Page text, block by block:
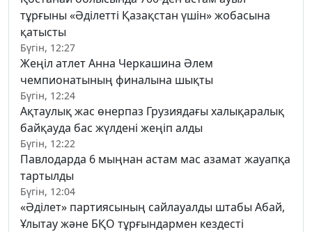
тұрғыны «Әділетті Қазақстан үшін» жобасына
қатысты
Бүгін, 12:27
Жеңіл атлет Анна Черкашина Әлем
чемпионатының финалына шықты
Бүгін, 12:24
Ақтаулық жас өнерпаз Грузиядағы халықаралық
байқауда бас жүлдені жеңіп алды
Бүгін, 12:22
Павлодарда 6 мыңнан астам мас азамат жауапқа
тартылды
Бүгін, 12:04
«Әділет» партиясының сайлауалды штабы Абай,
Ұлытау және БҚО тұрғындармен кездесті